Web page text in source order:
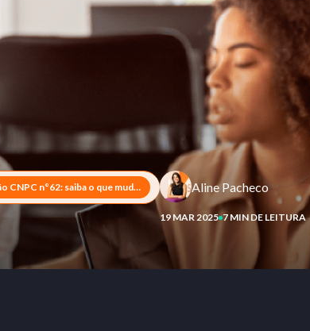
Resolução CNPC n°62: saiba o que muda no setor de previdência complementar Aline Pacheco
19 MAR 2025 7 MIN DE LEITURA